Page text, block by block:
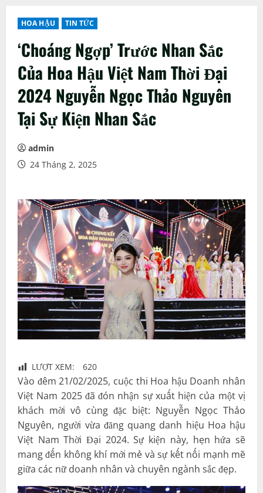
HOA HẬU TIN TỨC
‘Choáng Ngợp’ Trước Nhan Sắc
Của Hoa Hậu Việt Nam Thời Đại
2024 Nguyễn Ngọc Thảo Nguyên
Tại Sự Kiện Nhan Sắc
admin
24 Tháng 2, 2025
LƯỢT XEM: 620
Vào đêm 21/02/2025, cuộc thi Hoa hậu Doanh nhân
Việt Nam 2025 đã đón nhận sự xuất hiện của một vị
khách mời vô cùng đặc biệt: Nguyễn Ngọc Thảo
Nguyên, người vừa đăng quang danh hiệu Hoa hậu
Việt Nam Thời Đại 2024. Sự kiện này, hẹn hứa sẽ
mang đến không khí mới mẻ và sự kết nối mạnh mẽ
giữa các nữ doanh nhân và chuyên ngành sắc đẹp.